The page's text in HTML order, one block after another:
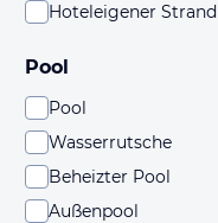
Hoteleigener Strand
Pool
Pool
Wasserrutsche
Beheizter Pool
Außenpool